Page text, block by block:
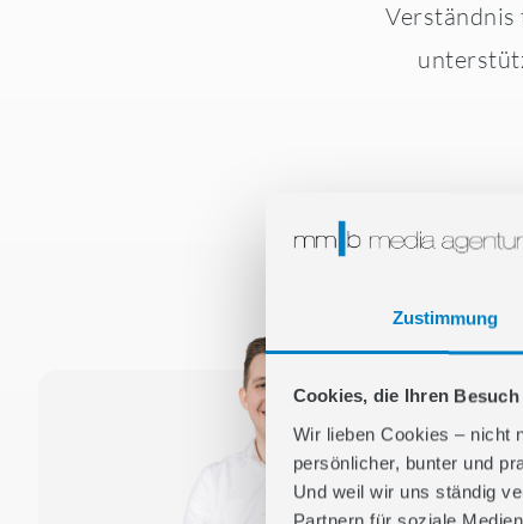
Zustimmung
Cookies, die Ihren
Wir lieben Cookies – nicht
persönlicher, bunter und
Und weil wir uns ständig
Verständnis